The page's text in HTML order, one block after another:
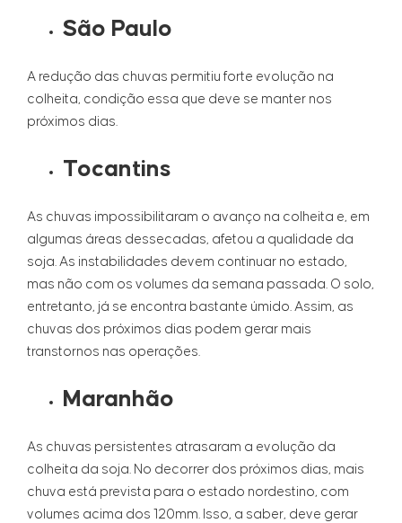
São Paulo
A redução das chuvas permitiu forte evolução na
colheita, condição essa que deve se manter nos
próximos dias.
Tocantins
As chuvas impossibilitaram o avanço na colheita e, em
algumas áreas dessecadas, afetou a qualidade da
soja. As instabilidades devem continuar no estado,
mas não com os volumes da semana passada. O solo,
entretanto, já se encontra bastante úmido. Assim, as
chuvas dos próximos dias podem gerar mais
transtornos nas operações.
Maranhão
As chuvas persistentes atrasaram a evolução da
colheita da soja. No decorrer dos próximos dias, mais
chuva está prevista para o estado nordestino, com
volumes acima dos 120mm. Isso, a saber, deve gerar